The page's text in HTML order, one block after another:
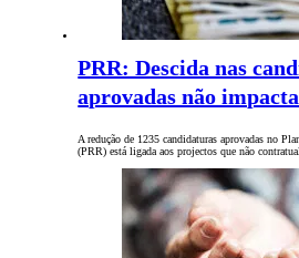
PRR: Descida nas
aprovadas não
A redução de 1235 candidaturas aprovadas no
(PRR) está ligada aos projectos que não